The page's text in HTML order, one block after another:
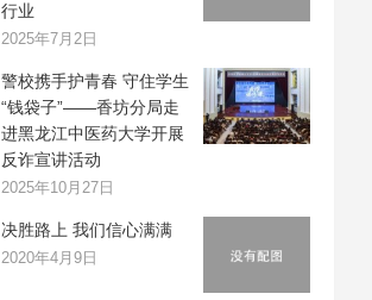
行业
2025年7月2日
警校携手护青春 守住学生
“钱袋子”——香坊分局走
进黑龙江中医药大学开展
反诈宣讲活动
2025年10月27日
决胜路上 我们信心满满
2020年4月9日